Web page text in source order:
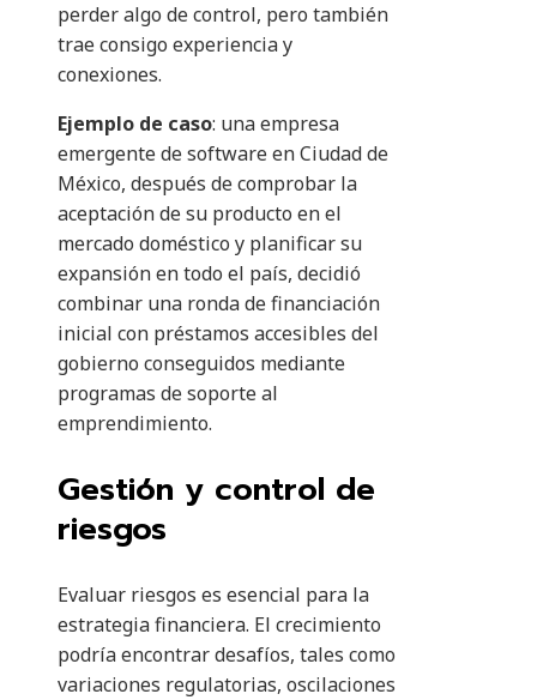
perder algo de control, pero también
trae consigo experiencia y
conexiones.
Ejemplo de caso: una empresa
emergente de software en Ciudad de
México, después de comprobar la
aceptación de su producto en el
mercado doméstico y planificar su
expansión en todo el país, decidió
combinar una ronda de financiación
inicial con préstamos accesibles del
gobierno conseguidos mediante
programas de soporte al
emprendimiento.
Gestión y control de
riesgos
Evaluar riesgos es esencial para la
estrategia financiera. El crecimiento
podría encontrar desafíos, tales como
variaciones regulatorias, oscilaciones